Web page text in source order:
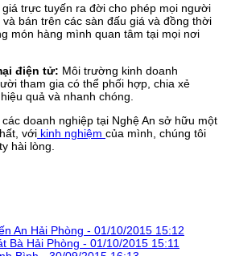
trực tuyến ra đời cho phép mọi người
bán trên các sàn đấu giá và đồng thời
món hàng mình quan tâm tại mọi nơi
điện tử: Môi trường kinh doanh
tham gia có thể phối hợp, chia xẻ
quả và nhanh chóng.
doanh nghiệp tại Nghệ An sở hữu một
với kinh nghiệm của mình, chúng tôi
hài lòng.
An Hải Phòng - 01/10/2015 15:12
Bà Hải Phòng - 01/10/2015 15:11